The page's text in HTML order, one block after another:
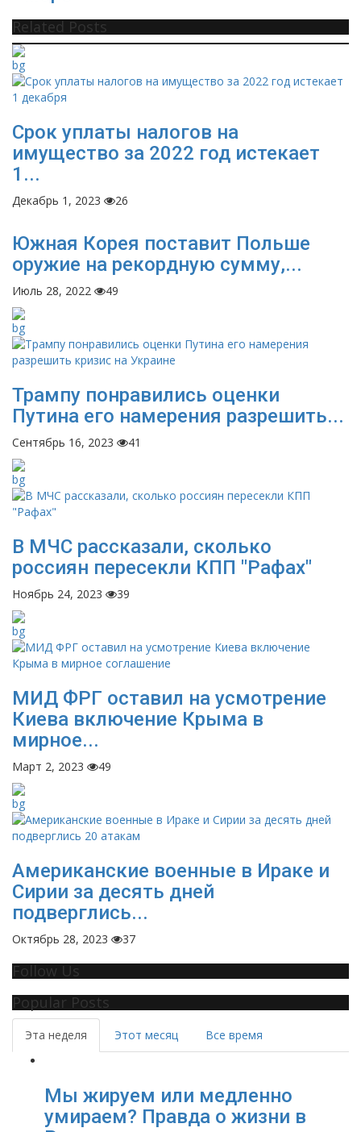
Related Posts
Срок уплаты налогов на
имущество за 2022 год истекает
1...
Декабрь 1, 2023 26
Южная Корея поставит Польше
оружие на рекордную сумму,...
Июль 28, 2022 49
Трампу понравились оценки
Путина его намерения разрешить...
Сентябрь 16, 2023 41
В МЧС рассказали, сколько
россиян пересекли КПП "Рафах"
Ноябрь 24, 2023 39
МИД ФРГ оставил на усмотрение
Киева включение Крыма в
мирное...
Март 2, 2023 49
Американские военные в Ираке и
Сирии за десять дней
подверглись...
Октябрь 28, 2023 37
Follow Us
Popular Posts
Эта неделя Этот месяц Все время
Мы жируем или медленно
умираем? Правда о жизни в